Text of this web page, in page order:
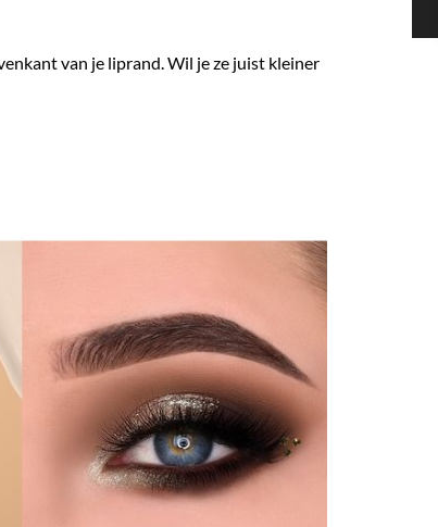
van je liprand. Wil je ze juist kleiner